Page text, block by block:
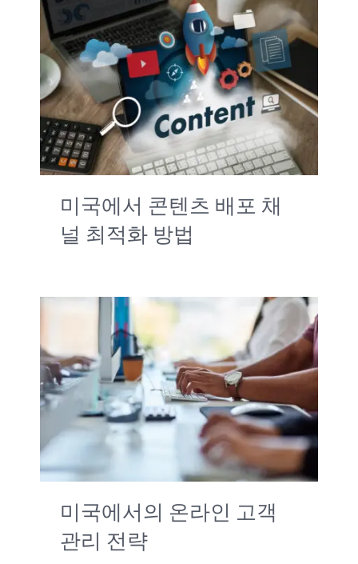
미국에서 콘텐츠 배포 채
널 최적화 방법
미국에서의 온라인 고객
관리 전략